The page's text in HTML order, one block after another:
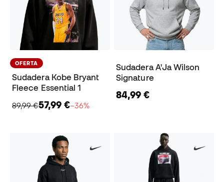
OFERTA
Sudadera Kobe Bryant
Fleece Essential 1
89,99 €57,99 €−36%
Sudadera A'Ja Wilson
Signature
84,99 €